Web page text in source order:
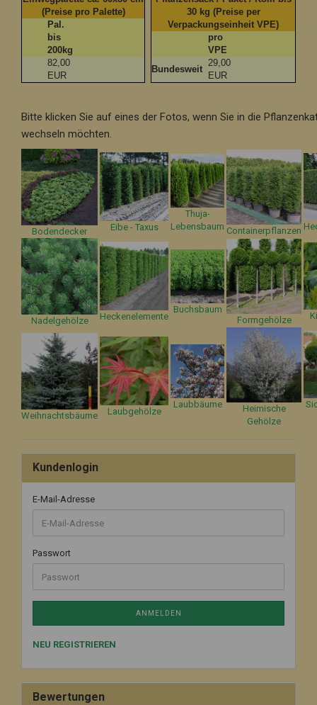
(Preise pro Palette)
Pal.
bis
200kg
82,00
EUR
30 kg (Preise per
Verpackungseinheit VPE)
pro
VPE
Bundesweit
29,00
EUR
Bitte klicken Sie auf eines der Fotos, wenn Sie in die
wechseln möchten.
Bodendecker Eibe - Taxus
Thuja-
Lebensbaum Containerpflanzen
Nadelgehölze Heckenelemente
Buchsbaum
Formgehölze
Weihnachtsbäume Laubgehölze
Laubbäume
Heimische
Gehölze
Kundenlogin
E-Mail-Adresse
Passwort
ANMELDEN
NEU REGISTRIEREN
Bewertungen